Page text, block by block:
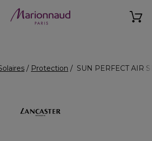
Protection SUN PERFECT AIR